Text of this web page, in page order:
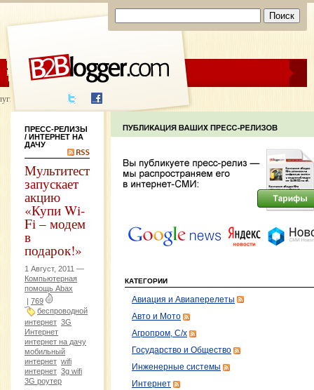
ЦЕНЫ ПОМОЩЬ
написания
ПРЕСС-РЕЛИЗЫ
/ ИНТЕРНЕТ НА
ДАЧУ
Мультитест
запускает
акцию
«Купи Wi-
Fi – модем
в
подарок!»
1 Август, 2011 —
Компьютерная
помощь Abax
| 769
беспроводной
интернет 3G
Интернет
интернет на дачу
мобильный
интернет wifi
интернет 3g wifi
3G роутер
КАТЕГОРИИ
Авиация и Авиаперелеты
Авто и Мото
Агропром, С/х
Государство и Общество
Инженерные системы
Интернет